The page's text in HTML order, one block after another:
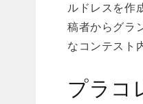
ルドレスを作
稿者からグラ
なコンテスト
プラコ